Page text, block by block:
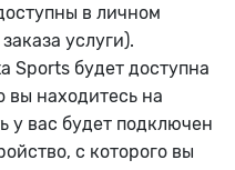
в личном
услуги).
Sports будет доступна
вы находитесь на
у вас будет подключен
с которого вы